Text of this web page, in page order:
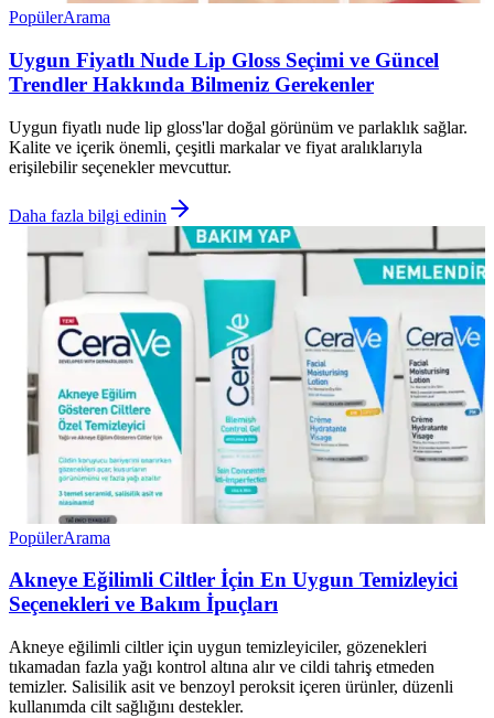
PopülerArama
Uygun Fiyatlı Nude Lip Gloss Seçimi ve Güncel
Trendler Hakkında Bilmeniz Gerekenler
Uygun fiyatlı nude lip gloss'lar doğal görünüm ve parlaklık sağlar.
Kalite ve içerik önemli, çeşitli markalar ve fiyat aralıklarıyla
erişilebilir seçenekler mevcuttur.
Daha fazla bilgi edinin
PopülerArama
Akneye Eğilimli Ciltler İçin En Uygun Temizleyici
Seçenekleri ve Bakım İpuçları
Akneye eğilimli ciltler için uygun temizleyiciler, gözenekleri
tıkamadan fazla yağı kontrol altına alır ve cildi tahriş etmeden
temizler. Salisilik asit ve benzoyl peroksit içeren ürünler, düzenli
kullanımda cilt sağlığını destekler.